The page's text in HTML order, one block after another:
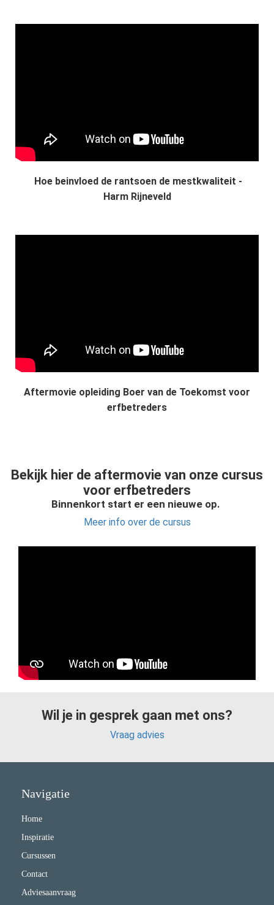
Hoe beinvloed de rantsoen de mestkwaliteit -
Harm Rijneveld
Aftermovie opleiding Boer van de Toekomst voor
erfbetreders
Bekijk hier de aftermovie van onze cursus
voor erfbetreders
Binnenkort start er een nieuwe op.
Meer info over de cursus
Wil je in gesprek gaan met ons?
Vraag advies
Navigatie
Home
Inspiratie
Cursussen
Contact
Adviesaanvraag